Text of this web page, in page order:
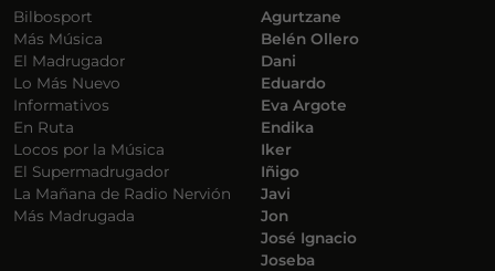
Bilbosport
Más Música
El Madrugador
Lo Más Nuevo
Informativos
En Ruta
Locos por la Música
El Supermadrugador
La Mañana de Radio Nervión
Más Madrugada
Agurtzane
Belén Ollero
Dani
Eduardo
Eva Argote
Endika
Iker
Iñigo
Javi
Jon
José Ignacio
Joseba